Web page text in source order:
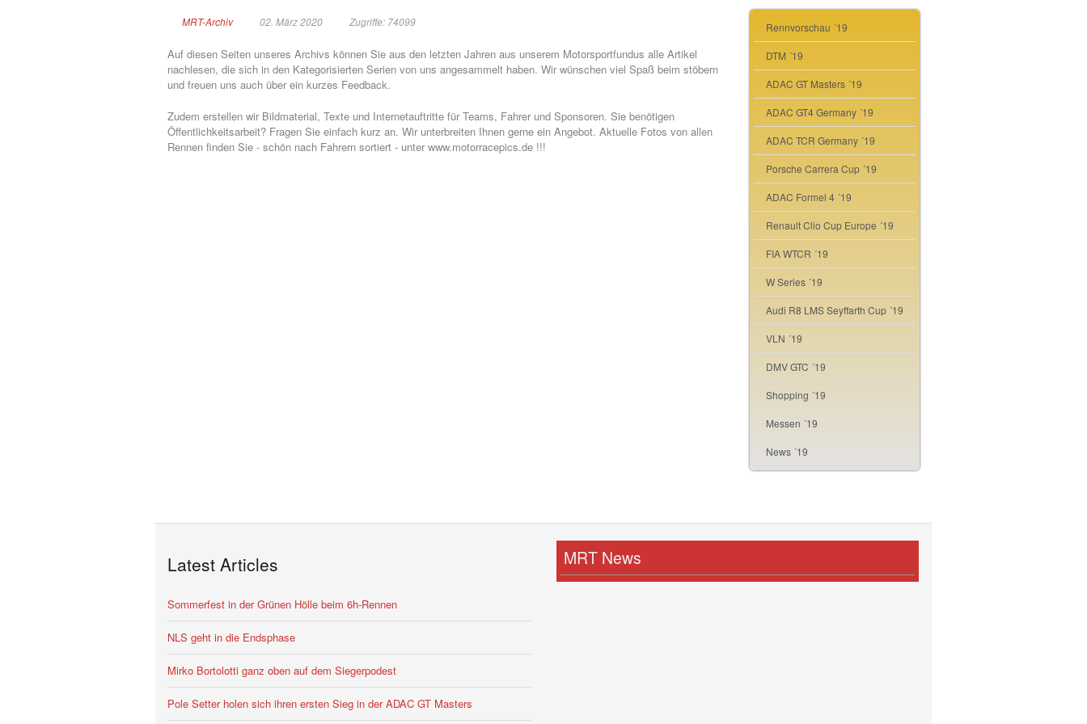
MRT-Archiv 02. März 2020 Zugriffe: 74099
Auf diesen Seiten unseres Archivs können Sie aus den letzten Jahren aus unserem Motorsportfundus alle Artikel
nachlesen, die sich in den Kategorisierten Serien von uns angesammelt haben. Wir wünschen viel Spaß beim stöbern
und freuen uns auch über ein kurzes Feedback.
Zudem erstellen wir Bildmaterial, Texte und Internetauftritte für Teams, Fahrer und Sponsoren. Sie benötigen
Öffentlichkeitsarbeit? Fragen Sie einfach kurz an. Wir unterbreiten Ihnen gerne ein Angebot. Aktuelle Fotos von allen
Rennen finden Sie - schön nach Fahrern sortiert - unter www.motorracepics.de !!!
Rennvorschau ´19
DTM ´19
ADAC GT Masters ´19
ADAC GT4 Germany ´19
ADAC TCR Germany ´19
Porsche Carrera Cup ´19
ADAC Formel 4 ´19
Renault Clio Cup Europe ´19
FIA WTCR ´19
W Series ´19
Audi R8 LMS Seyffarth Cup ´19
VLN ´19
DMV GTC ´19
Shopping ´19
Messen ´19
News ´19
Latest Articles
Sommerfest in der Grünen Hölle beim 6h-Rennen
NLS geht in die Endsphase
Mirko Bortolotti ganz oben auf dem Siegerpodest
Pole Setter holen sich ihren ersten Sieg in der ADAC GT Masters
MRT News